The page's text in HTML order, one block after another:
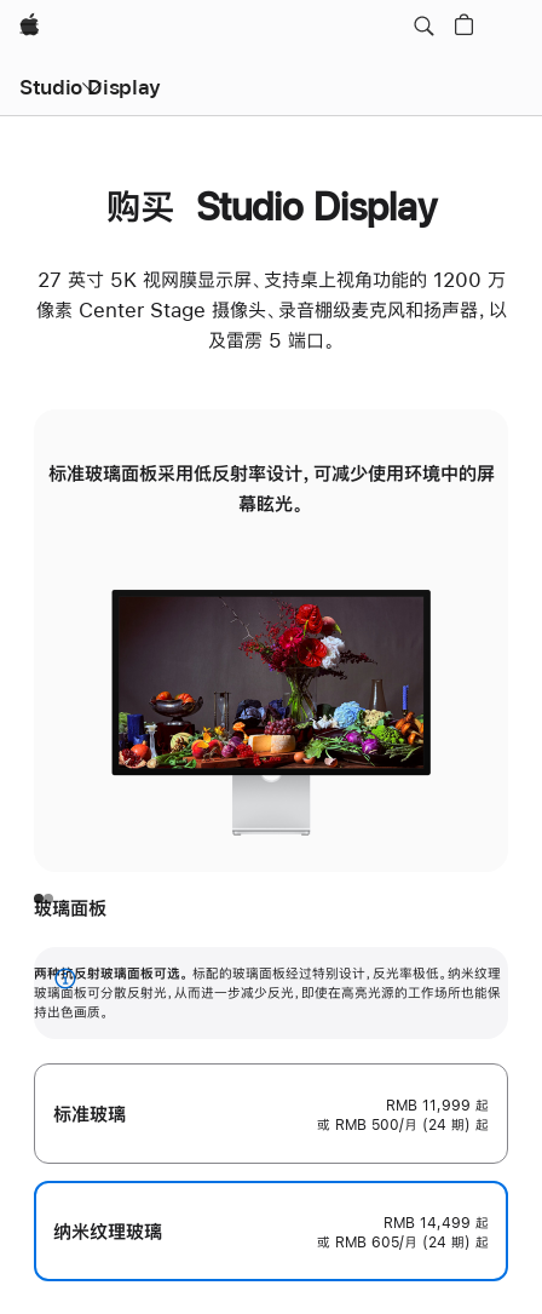
Apple
Studio Display
购买 Studio Display
27 英寸 5K 视网膜显示屏、支持桌上视角功能的 1200 万
像素 Center Stage 摄像头、录音棚级麦克风和扬声器，以
及雷雳 5 端口。
标准玻璃面板采用低反射率设计，可减少使用环境中的屏
幕眩光。
玻璃面板
两种抗反射玻璃面板可选。 标配的玻璃面板经过特别设计，反光率极低。纳米纹理
玻璃面板可分散反射光，从而进一步减少反光，即使在高亮光源的工作场所也能保
持出色画质。
展
开
标准玻璃 RMB 11,999 起
或 RMB 500/月 (24 期) 起
纳米纹理玻璃 RMB 14,499 起
或 RMB 605/月 (24 期) 起